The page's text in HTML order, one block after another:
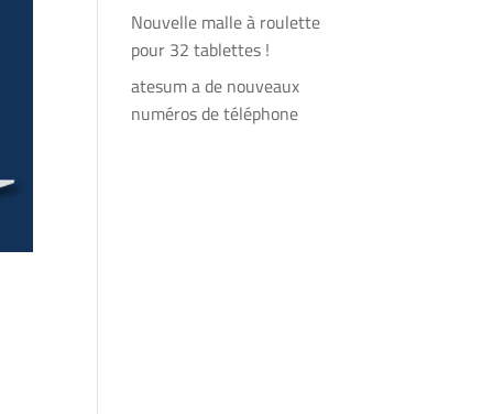
Nouvelle malle à roulette
pour 32 tablettes !
atesum a de nouveaux
numéros de téléphone